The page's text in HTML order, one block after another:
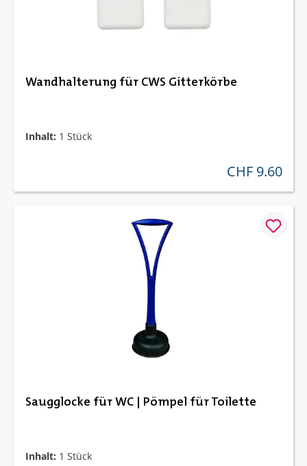
Wandhalterung für CWS Gitterkörbe
Inhalt: 1 Stück
regulärer preis:
CHF 9.60
Saugglocke für WC | Pömpel für Toilette
Inhalt: 1 Stück